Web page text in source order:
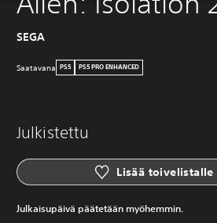
SEGA
Saatavana PS5 PS5 PRO ENHANCED
Julkistettu
Lisää toivelistalle
Julkaisupäivä päätetään myöhemmin.